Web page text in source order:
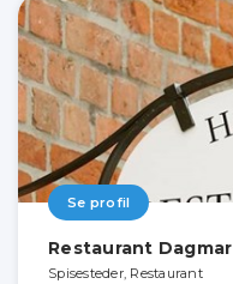
Se profil
Restaurant Dagmar
Spisesteder, Restaurant